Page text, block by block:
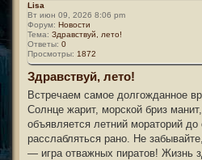
Lisa
Вт июн 09, 2026 8:06 pm
Форум: Новости
Тема: Здравствуй, лето!
Ответы: 0
Просмотры: 1872
Здравствуй, лето!
Встречаем самое долгожданное
Солнце жарит, морской бриз
объявляется летний мораторий
расслабляться рано. Не
— игра отважных пиратов! Жизнь